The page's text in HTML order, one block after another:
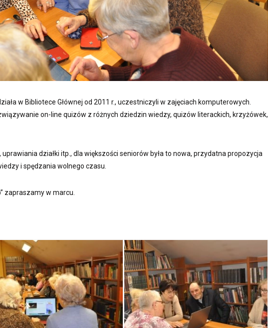
w Bibliotece Głównej od 2011 r., uczestniczyli w zajęciach komputerowych.
on-line quizów z różnych dziedzin wiedzy, quizów literackich, krzyżówek,
działki itp., dla większości seniorów była to nowa, przydatna propozycja
i spędzania wolnego czasu.
zapraszamy w marcu.